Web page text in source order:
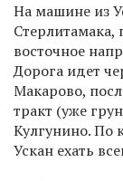
На машине из
Стерлитамака,
восточное
Дорога идет
Макарово,
тракт (уже
Кулгунино. По
Ускан ехать